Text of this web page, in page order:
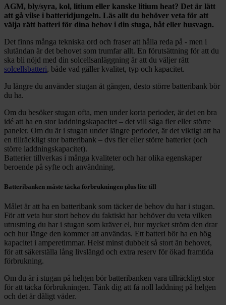
AGM, bly/syra, kol, litium eller kanske litium heat? Det är lätt
att gå vilse i batteridjungeln. Läs allt du behöver veta för att
välja rätt batteri för dina behov i din stuga, båt eller husvagn.
Det finns många tekniska ord och fraser att hålla reda på - men i
slutändan är det behovet som trumfar allt. En förutsättning för att du
ska bli nöjd med din solcellsanläggning är att du väljer rätt
solcellsbatteri, både vad gäller kvalitet, typ och kapacitet.
Ju längre du använder stugan åt gången, desto större batteribank bör
du ha.
Om du besöker stugan ofta, men under korta perioder, är det en bra
idé att ha en stor laddningskapacitet – det vill säga fler eller större
paneler. Om du är i stugan under längre perioder, är det viktigt att ha
en tillräckligt stor batteribank – dvs fler eller större batterier (och
större laddningskapacitet).
Batterier tillverkas i många kvaliteter och har olika egenskaper
beroende på syfte och användning.
Batteribanken måste täcka förbrukningen plus lite till
Målet är att ha en batteribank som täcker de behov du har i stugan.
För att veta hur stort behov du faktiskt har behöver du veta vilken
utrustning du har i stugan som kräver el, hur mycket ström den drar
och hur länge den kommer att användas. Ett batteri bör ha en hög
kapacitet i amperetimmar. Helst minst dubbelt så stort än behovet,
för att säkerställa lång livslängd och extra reserv för ökad framtida
förbrukning.
Om du är i stugan på helgen bör batteribanken vara tillräckligt stor
för att täcka förbrukningen. Tänk dig att få noll laddning på helgen
och det är dåligt väder.